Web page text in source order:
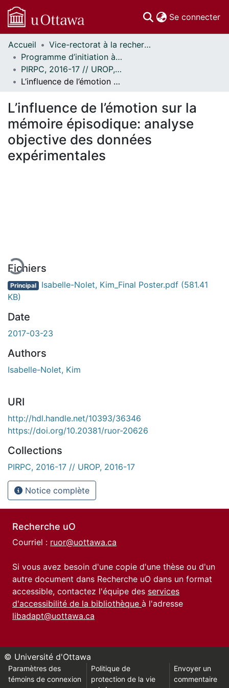
Se connecter
Communautés
et collections
Parcourir
Statistiques
À propos
Accueil
Vice-rectorat à la recherche // Office of the V-P, Research
Programme d’initiation à la recherche au premier cycle (PIRPC) // Undergraduate Research Opportunity Program (UROP)
PIRPC, 2016-17 // UROP, 2016-17
L’influence de l’émotion sur la mémoire épisodique: analyse objective des données expérimentales
L’influence de l’émotion sur la
mémoire épisodique: analyse
objective des données
expérimentales
Fichiers
Principal Isabelle-Nolet, Kim_Final Poster.pdf (581.41
KB)
Date
2017-03-23
Authors
Isabelle-Nolet, Kim
URI
http://hdl.handle.net/10393/36346
https://doi.org/10.20381/ruor-20626
Collections
PIRPC, 2016-17 // UROP, 2016-17
Notice complète
Recherche uO
Courriel : ruor@uottawa.ca
Si vous avez besoin d'une copie d'une thèse ou d'un
autre document dans Recherche uO dans un format
accessible, contactez l'équipe des services
d'accessibilité de la bibliothèque à l'adresse
libadapt@uottawa.ca
© Université d'Ottawa
Paramètres des
témoins de connexion
Politique de
protection de la vie
Envoyer un
commentaire